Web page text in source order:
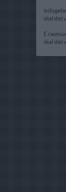
skal det
E
skal det